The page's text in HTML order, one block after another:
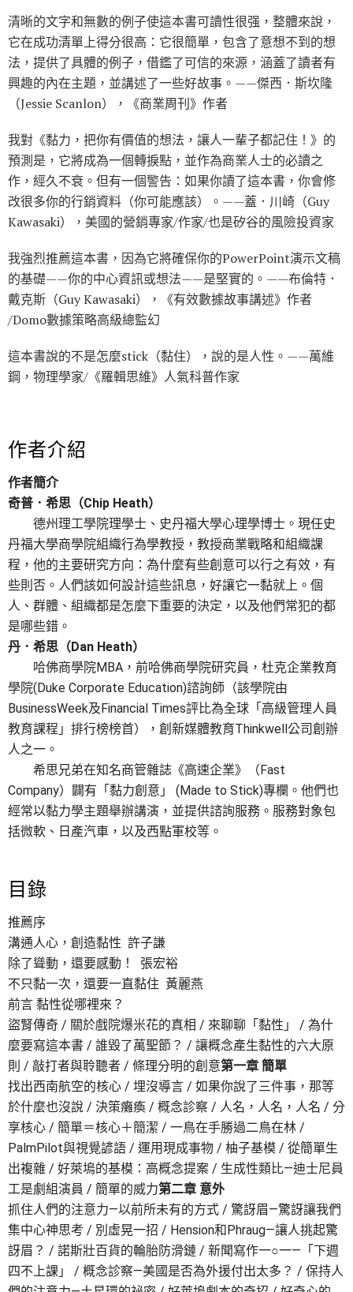
清晰的文字和無數的例子使這本書可讀性很强，整體來說，
它在成功清單上得分很高：它很簡單，包含了意想不到的想
法，提供了具體的例子，借鑑了可信的來源，涵蓋了讀者有
興趣的內在主題，並講述了一些好故事。——傑西．斯坎隆
（Jessie Scanlon），《商業周刊》作者
我對《黏力，把你有價值的想法，讓人一輩子都記住！》的
預測是，它將成為一個轉捩點，並作為商業人士的必讀之
作，經久不衰。但有一個警告：如果你讀了這本書，你會修
改很多你的行銷資料（你可能應該）。——蓋．川崎（Guy
Kawasaki），美國的營銷專家∕作家∕也是矽谷的風險投資家
我強烈推薦這本書，因為它將確保你的PowerPoint演示文稿
的基礎——你的中心資訊或想法——是堅實的。——布倫特．
戴克斯（Guy Kawasaki），《有效數據故事講述》作者
∕Domo數據策略高級總監幻
這本書說的不是怎麼stick（黏住），說的是人性。——萬維
鋼，物理學家∕《羅輯思維》人氣科普作家
作者介紹
作者簡介
奇普．希思（Chip Heath）
德州理工學院理學士、史丹福大學心理學博士。現任史
丹福大學商學院組織行為學教授，教授商業戰略和組織課
程，他的主要研究方向：為什麼有些創意可以行之有效，有
些則否。人們該如何設計這些訊息，好讓它一黏就上。個
人、群體、組織都是怎麼下重要的決定，以及他們常犯的都
是哪些錯。
丹．希思（Dan Heath）
哈佛商學院MBA，前哈佛商學院研究員，杜克企業教育
學院(Duke Corporate Education)諮詢師（該學院由
BusinessWeek及Financial Times評比為全球「高級管理人員
教育課程」排行榜榜首），創新媒體教育Thinkwell公司創辦
人之一。
希思兄弟在知名商管雜誌《高速企業》（Fast
Company）闢有「黏力創意」 (Made to Stick)專欄。他們也
經常以黏力學主題舉辦講演，並提供諮詢服務。服務對象包
括微軟、日產汽車，以及西點軍校等。
目錄
推薦序
溝通人心，創造黏性 許子謙
除了聳動，還要感動！ 張宏裕
不只黏一次，還要一直黏住 黃麗燕
前言 黏性從哪裡來？
盜腎傳奇 / 關於戲院爆米花的真相 / 來聊聊「黏性」 / 為什
麼要寫這本書 / 誰毀了萬聖節？ / 讓概念產生黏性的六大原
則 / 敲打者與聆聽者 / 條理分明的創意第一章 簡單
找出西南航空的核心 / 埋沒導言 / 如果你說了三件事，那等
於什麼也沒說 / 決策癱瘓 / 概念診察 / 人名，人名，人名 / 分
享核心 / 簡單＝核心＋簡潔 / 一鳥在手勝過二鳥在林 /
PalmPilot與視覺諺語 / 運用現成事物 / 柚子基模 / 從簡單生
出複雜 / 好萊塢的基模：高概念提案 / 生成性類比—迪士尼員
工是劇組演員 / 簡單的威力第二章 意外
抓住人們的注意力—以前所未有的方式 / 驚訝眉—驚訝讓我們
集中心神思考 / 別虛晃一招 / Hension和Phraug—讓人挑起驚
訝眉？ / 諾斯壯百貨的輪胎防滑鏈 / 新聞寫作一○一—「下週
四不上課」 / 概念診察—美國是否為外援付出太多？ / 保持人